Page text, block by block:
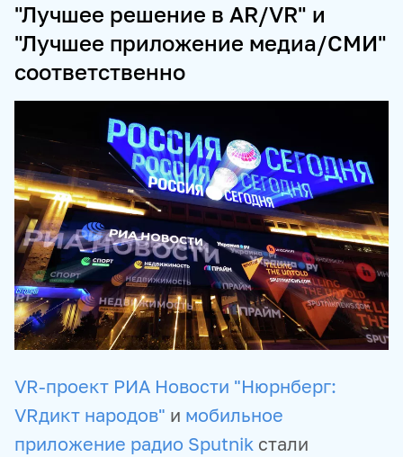
ПОЖАЛУЙСТА, ДЫШИТЕ!
НЮРНБЕРГ. НАЧАЛО МИРА
ПРОДУКТЫ И СЕРВИСЫ
РЕКЛАМА И СПЕЦПРОЕКТЫ
РЕЙТИНГИ И АНАЛИТИКА
БАЗА АНОНСОВ
ПЕРЕВОДЫ
ФОТОХОСТИНГИ
ФОТОВЫСТАВКИ
ТРЕНИНГИ
МУЛЬТИМЕДИЙНЫЙ ПРЕСС-ЦЕНТР
"Лучшее решение в AR/VR" и
"Лучшее приложение медиа/СМИ"
соответственно
VR-проект РИА Новости "Нюрнберг:
VRдикт народов" и мобильное
приложение радио Sputnik стали